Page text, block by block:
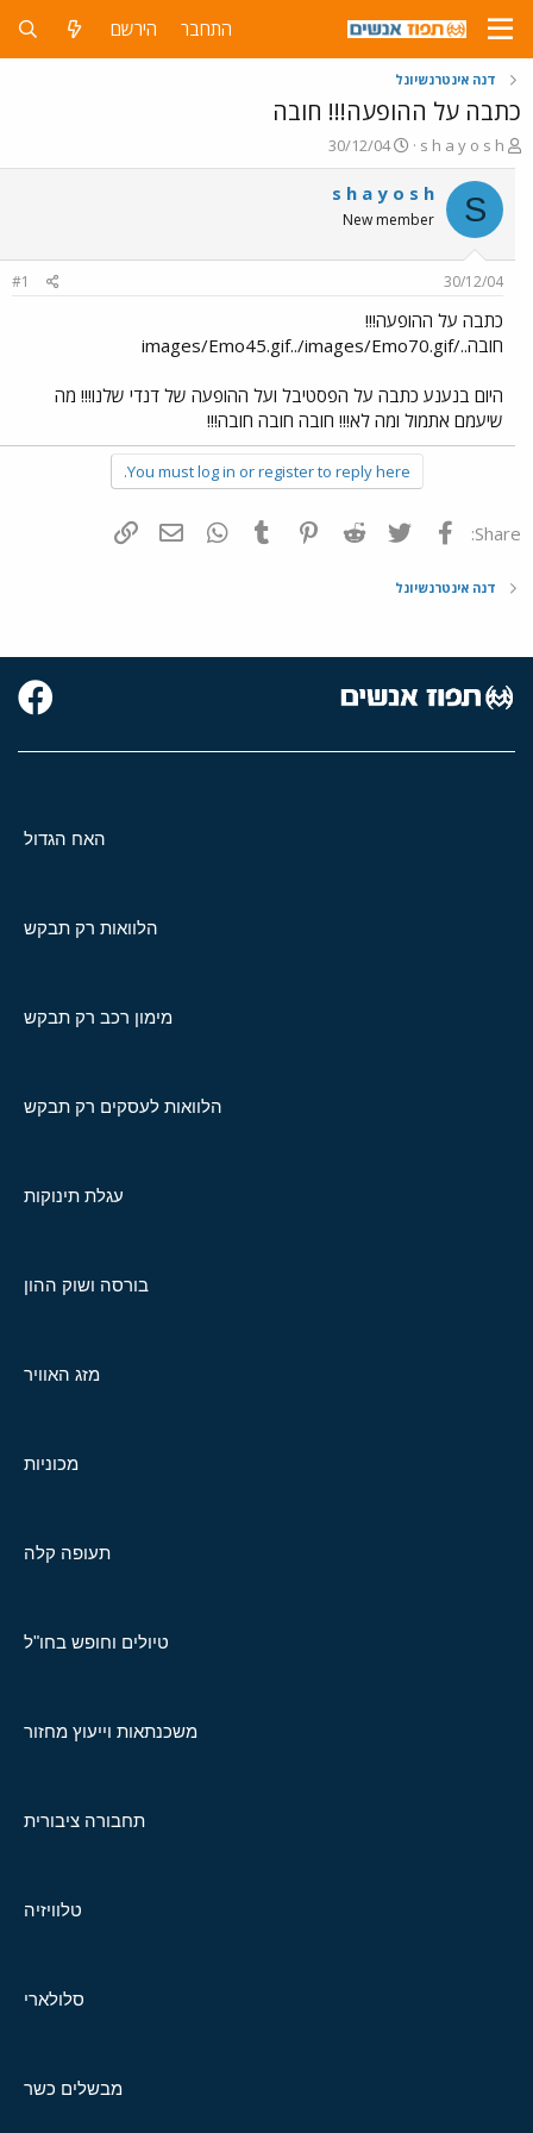
התחבר הירשם
דנה אינטרנשיונל
כתבה על ההופעה!!! חובה
פ
ו
ת
ח
ה
ש
א
s h a y o s h
פ
ו
ר
ס
ם
ר
ך
30/12/04
S
s h a y o s h
New member
30/12/04
#1
כתבה על ההופעה!!!
חובה../images/Emo45.gif../images/Emo70.gif
היום בנענע כתבה על הפסטיבל ועל ההופעה של דנדי שלנו!!! מה
שיעמם אתמול ומה לא!!! חובה חובה חובה!!!
You must log in or register to reply here.
Share: פייסבוק Twitter
Reddit
Pinterest
Tumblr
WhatsAppדואר אלקטרוני
דנה אינטרנשיונל
האח הגדול
הלוואות רק תבקש
מימון רכב רק תבקש
הלוואות לעסקים רק תבקש
עגלת תינוקות
בורסה ושוק ההון
מזג האוויר
מכוניות
תעופה קלה
טיולים וחופש בחו"ל
משכנתאות וייעוץ מחזור
תחבורה ציבורית
טלוויזיה
סלולארי
מבשלים כשר